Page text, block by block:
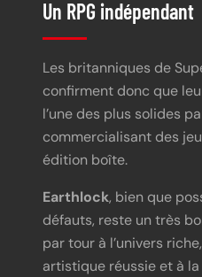
Un RPG indépendant
Les britanniques de
confirment donc que
l’une des plus solides
commercialisant des
édition boîte.
Earthlock, bien que
défauts, reste un très
par tour à l’univers
artistique réussie et à